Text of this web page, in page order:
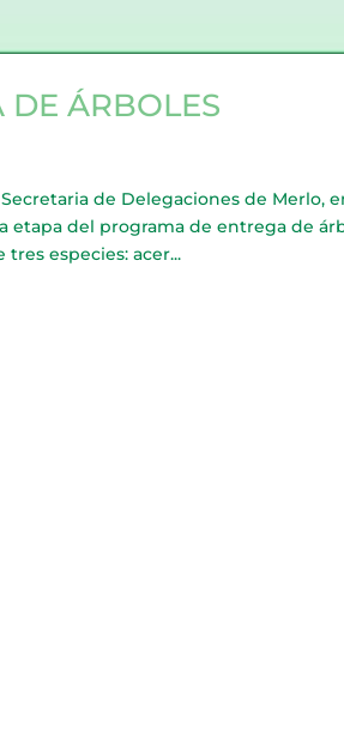
DE ÁRBOLES
Secretaria de Delegaciones de
etapa del programa de entrega de
especies: acer...